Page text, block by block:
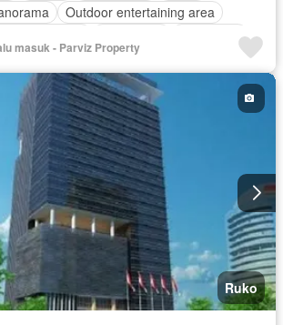
Outdoor entertaining area
Telephone
Keamanan 24 jam Wifi
masuk - Parviz Property
Ruko